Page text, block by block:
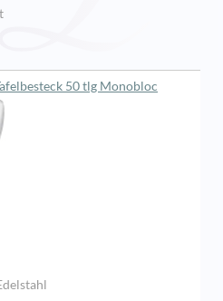
50 tlg Monobloc